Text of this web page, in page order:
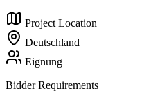
Project Location
Deutschland
Eignung
Bidder Requirements